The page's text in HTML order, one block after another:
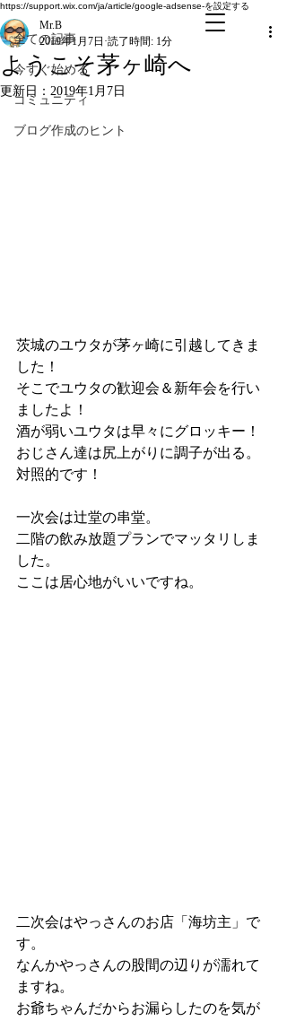
https://support.wix.com/ja/article/google-adsense-を設定する
全ての記事
今すぐ始める
コミュニティ
ブログ作成のヒント
ようこそ茅ヶ崎へ
Mr.B
2019年1月7日 読了時間: 1分
更新日： 2019年1月7日
茨城のユウタが茅ヶ崎に引越してきま
した！
そこでユウタの歓迎会＆新年会を行い
ましたよ！
酒が弱いユウタは早々にグロッキー！
おじさん達は尻上がりに調子が出る。
対照的です！
一次会は辻堂の串堂。
二階の飲み放題プランでマッタリしま
した。
ここは居心地がいいですね。
二次会はやっさんのお店「海坊主」で
す。
なんかやっさんの股間の辺りが濡れて
ますね。
お爺ちゃんだからお漏らしたのを気が